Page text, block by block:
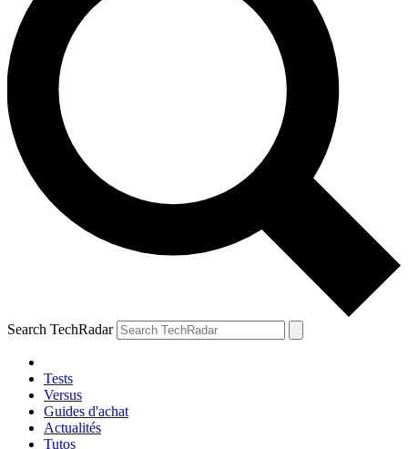
Search TechRadar
Tests
Versus
Guides d'achat
Actualités
Tutos